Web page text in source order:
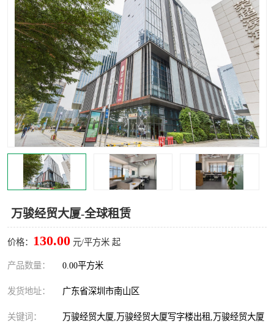
万骏经贸大厦-全球租赁
价格： 130.00 元/平方米 起
产品数量： 0.00平方米
发货地址： 广东省深圳市南山区
关键词：
万骏经贸大厦,万骏经贸大厦写字楼出租,万骏经贸大厦
福田中心区写字楼租赁 宝安中心区
深圳宝安 福田车公庙
罗湖水贝 南山南油
龙华 罗湖区
宝安区 西乡
兴东 石岩
车公庙
中心区
南山区 西丽